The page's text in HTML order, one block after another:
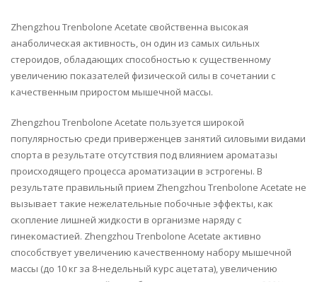
Zhengzhou Trenbolone Acetate свойственна высокая
анаболическая активность, он один из самых сильных
стероидов, обладающих способностью к существенному
увеличению показателей физической силы в сочетании с
качественным приростом мышечной массы.
Zhengzhou Trenbolone Acetate пользуется широкой
популярностью среди приверженцев занятий силовыми видами
спорта в результате отсутствия под влиянием ароматазы
происходящего процесса ароматизации в эстрогены. В
результате правильный прием Zhengzhou Trenbolone Acetate не
вызывает такие нежелательные побочные эффекты, как
скопление лишней жидкости в организме наряду с
гинекомастией. Zhengzhou Trenbolone Acetate активно
способствует увеличению качественному набору мышечной
массы (до 10 кг за 8-недельный курс ацетата), увеличению